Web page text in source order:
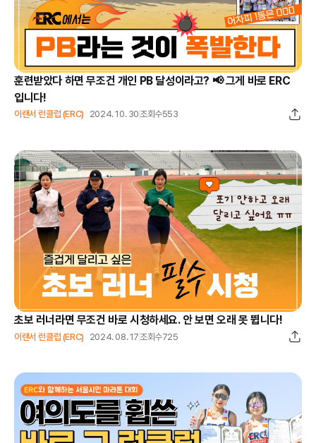
훈련받았다 하면 무조건 개인 PB 달성이라고? 📢 그게 바로 ERC
입니다!
이랜서 런클럽 (ERC) 2024. 10. 30조회수553
초보 러너라면 무조건 바로 시청하세요. 안 보면 오래 못 뜁니다!
이랜서 런클럽 (ERC) 2024. 08. 17 조회수725